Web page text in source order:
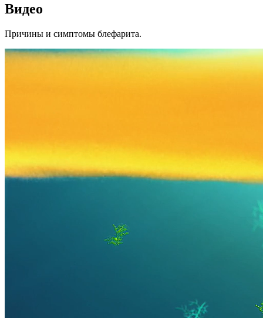
Видео
Причины и симптомы блефарита.